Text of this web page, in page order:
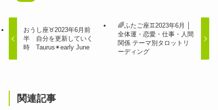
おうし座♉︎2023年6月前
半 自分を更新していく
時 Taurus✴︎early June
🌈ふたご座♊2023年6月 │
全体運・恋愛・仕事・人間
関係 テーマ別タロットリ
ーディング
関連記事